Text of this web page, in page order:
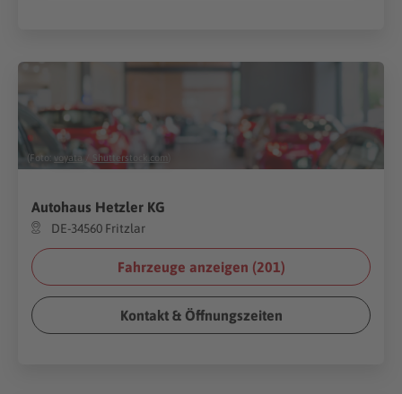
(Foto: voyata Shutterstock.com
Autohaus Hetzler KG
DE-34560 Fritzlar
Fahrzeuge anzeigen (201)
Kontakt & Öffnungszeiten